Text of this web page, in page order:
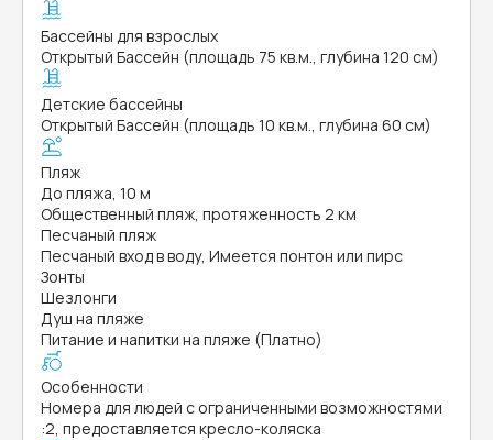
Бассейны для взрослых
Открытый Бассейн (площадь 75 кв.м., глубина 120 см)
Детские бассейны
Открытый Бассейн (площадь 10 кв.м., глубина 60 см)
Пляж
До пляжа, 10 м
Общественный пляж, протяженность 2 км
Песчаный пляж
Песчаный вход в воду, Имеется понтон или пирс
Зонты
Шезлонги
Душ на пляже
Питание и напитки на пляже (Платно)
Особенности
Номера для людей с ограниченными возможностями
:2, предоставляется кресло-коляска